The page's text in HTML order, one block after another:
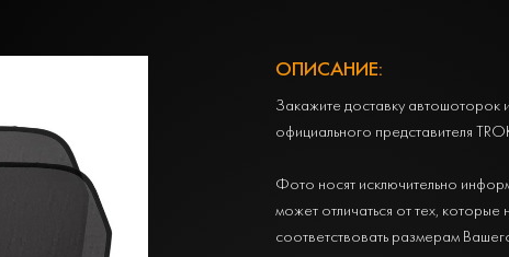
ОПИСАНИЕ:
Закажите доставку автошоторок
официального представителя
Фото носят исключительно
может отличаться от тех,
соответствовать размерам